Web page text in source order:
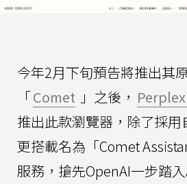
今年2月下旬預告將推出其
「Comet 」之後，
推出此款瀏覽器，除了採用
更搭載名為「Comet
服務，搶先OpenAI一步踏